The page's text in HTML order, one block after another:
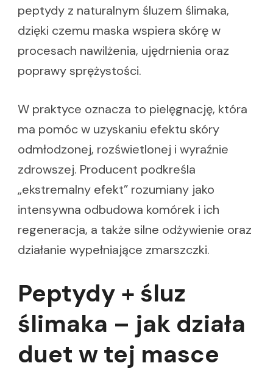
peptydy z naturalnym śluzem ślimaka,
dzięki czemu maska wspiera skórę w
procesach nawilżenia, ujędrnienia oraz
poprawy sprężystości.
W praktyce oznacza to pielęgnację, która
ma pomóc w uzyskaniu efektu skóry
odmłodzonej, rozświetlonej i wyraźnie
zdrowszej. Producent podkreśla
„ekstremalny efekt” rozumiany jako
intensywna odbudowa komórek i ich
regeneracja, a także silne odżywienie oraz
działanie wypełniające zmarszczki.
Peptydy + śluz
ślimaka – jak działa
duet w tej masce